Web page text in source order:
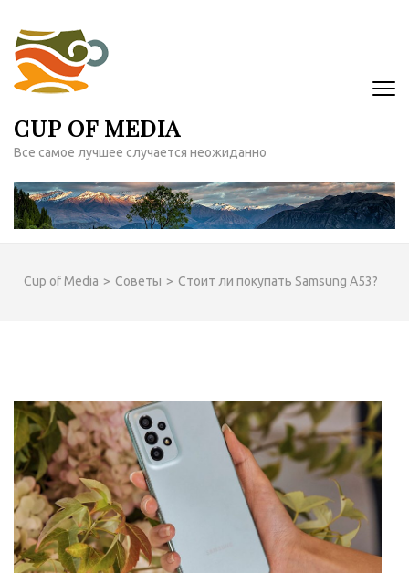
содержимому
(нажмите
Enter)
CUP OF MEDIA
Все самое лучшее случается неожиданно
Cup of Media > Советы > Стоит ли покупать Samsung A53?